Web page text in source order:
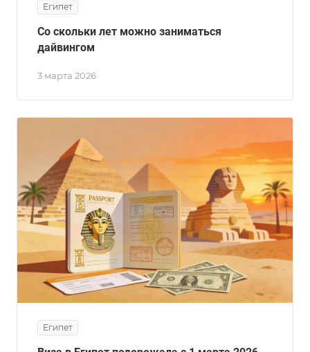
Египет
3 марта 2026
Со скольки лет можно заниматься
дайвингом
Египет